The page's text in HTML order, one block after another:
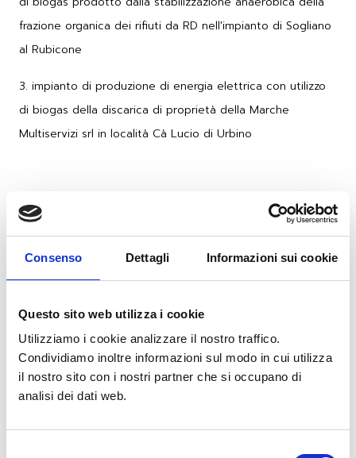
Consenso Dettagli Informazioni sui cookie
Questo sito web utilizza i cookie
Utilizziamo i cookie analizzare il nostro traffico.
Condividiamo inoltre informazioni sul modo in cui utilizza
il nostro sito con i nostri partner che si occupano di
analisi dei dati web.
frazione organica dei rifiuti da RD nell'impianto di Sogliano
al Rubicone
3. impianto di produzione di energia elettrica con utilizzo
di biogas della discarica di proprietà della Marche
Multiservizi srl in località Cà Lucio di Urbino
Impianto di recupero di biogas prodotto
gestione di Ginestreto, Sogliano al
Impianto di trattamento del percolato
prodotto dalle discariche in gestione e
post-gestione di Ginestreto funzionante